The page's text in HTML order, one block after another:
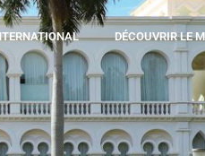
DÉCOUVRIR LE